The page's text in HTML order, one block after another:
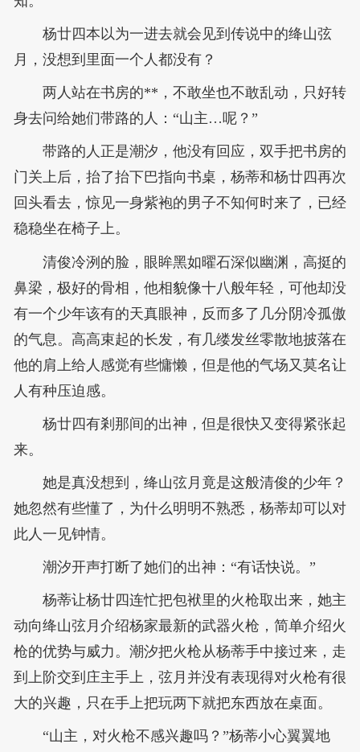
杨廿四本以为一进去就会见到传说中的绛山弦
月，没想到里面一个人都没有？
两人站在书房的**，不敢坐也不敢乱动，只好转
身去问给她们带路的人：“山主…呢？”
带路的人正是潮汐，他没有回应，双手把书房的
门关上后，抬了抬下巴指向书桌，杨蒂和杨廿四再次
回头看去，惊见一身紫袍的男子不知何时来了，已经
稳稳坐在椅子上。
清俊冷洌的脸，眼眸黑如曜石深似幽渊，高挺的
鼻梁，极好的骨相，他相貌像十八般年轻，可他却没
有一个少年该有的天真眼神，反而多了几分阴冷孤傲
的气息。高高束起的长发，有几缕发丝零散地披落在
他的肩上给人感觉有些慵懒，但是他的气场又莫名让
人有种压迫感。
杨廿四有剎那间的出神，但是很快又变得紧张起
来。
她是真没想到，绛山弦月竟是这般清俊的少年？
她忽然有些懂了，为什么明明不熟悉，杨蒂却可以对
此人一见钟情。
潮汐开声打断了她们的出神：“有话快说。”
杨蒂让杨廿四连忙把包袱里的火枪取出来，她主
动向绛山弦月介绍杨家最新的武器火枪，简单介绍火
枪的优势与威力。潮汐把火枪从杨蒂手中接过来，走
到上阶交到庄主手上，弦月并没有表现得对火枪有很
大的兴趣，只在手上把玩两下就把东西放在桌面。
“山主，对火枪不感兴趣吗？”杨蒂小心翼翼地